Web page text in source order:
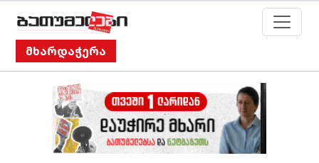
მხარდაჭერა